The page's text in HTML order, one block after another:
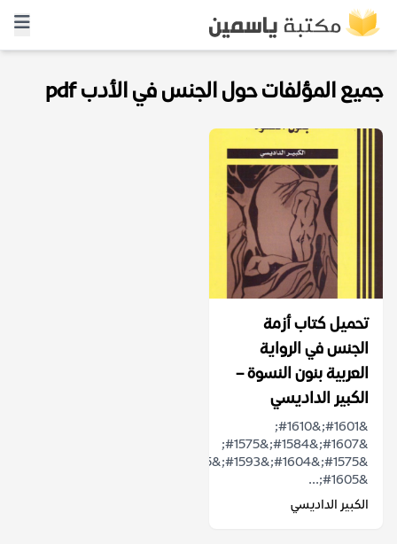
جميع المؤلفات حول الجنس في الأدب pdf
تحميل كتاب أزمة
الجنس في الرواية
العربية بنون النسوة –
الكبير الداديسي
&#1601;&#1610;
&#1607;&#1584;&#1575;
&#1605;...
الكبير الداديسي